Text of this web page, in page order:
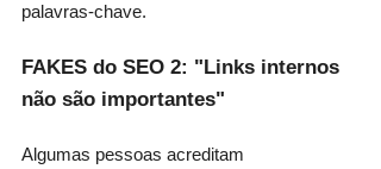
palavras-chave.
FAKES do SEO 2: "Links internos
não são importantes"
Algumas pessoas acreditam